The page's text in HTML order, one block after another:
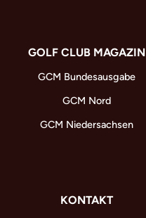
GOLF CLUB MAGAZIN
GCM Bundesausgabe
GCM Nord
GCM Niedersachsen
KONTAKT